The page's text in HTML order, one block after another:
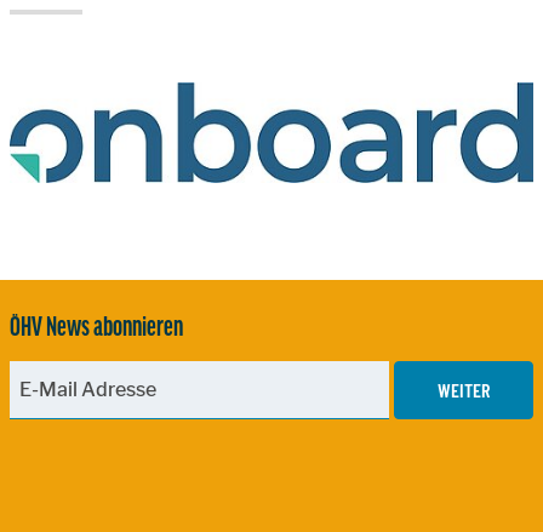
ÖHV News abonnieren
WEITER